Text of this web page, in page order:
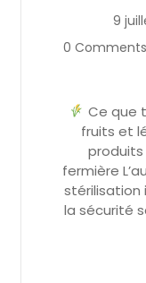
9
0 Comments
Ce que
fruits et
produits
fermière
stérilisation
la sécurité